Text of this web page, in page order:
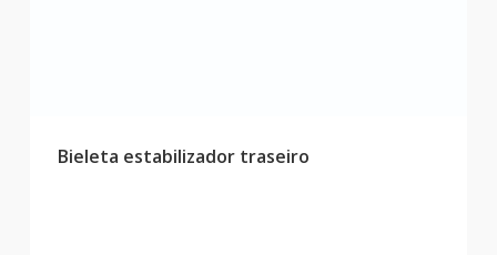
Bieleta estabilizador traseiro